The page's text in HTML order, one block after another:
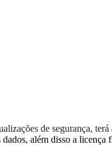
de segurança,
dados, além disso a